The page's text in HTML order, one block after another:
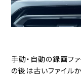
手動・自動の録画フ
の後は古いファイル